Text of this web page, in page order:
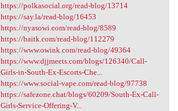
https://polkasocial.org/read-blog/13714
https://say.la/read-blog/16453
https://nyasowi.com/read-blog/8589
https://baitk.com/read-blog/112279
https://www.owink.com/read-blog/49364
https://www.djjmeets.com/blogs/126340/Call-
Girls-in-South-Ex-Escorts-Che...
https://www.social-vape.com/read-blog/97738
https://safezone.chat/blogs/60209/South-Ex-Call-
Girls-Service-Offering-V...